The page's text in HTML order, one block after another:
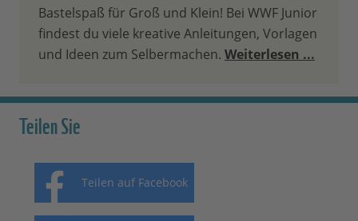
Bastelspaß für Groß und Klein! Bei WWF Junior
findest du viele kreative Anleitungen, Vorlagen
und Ideen zum Selbermachen. Weiterlesen ...
Teilen Sie
Teilen auf Facebook